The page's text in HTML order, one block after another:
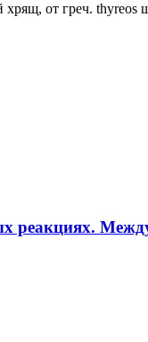
от греч. thyreos
реакциях.